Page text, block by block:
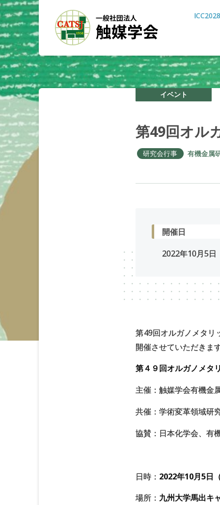
イベント
第49回オル
研究会行事 有機金属
開催日
2022年10月5日
第49回オルガノメタリ
開催させていただきま
第４９回オルガノメタ
主催：触媒学会有機金
共催：学術変革領域研
協賛：日本化学会、有
日時： 2022年10月5日
場所： 九州大学馬出キ